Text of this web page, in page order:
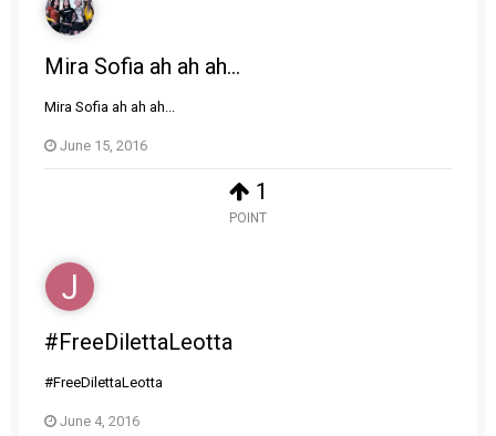
1
POINT
Mira Sofia ah ah ah...
Mira Sofia ah ah ah...
June 15, 2016
#FreeDilettaLeotta
#FreeDilettaLeotta
June 4, 2016